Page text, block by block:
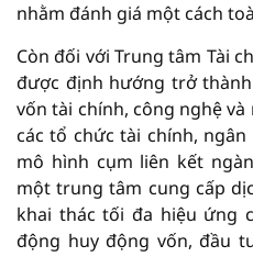
nhằm đánh giá một cách
Còn đối với Trung tâm Tài
được định hướng trở
vốn tài chính, công nghệ
các tổ chức tài chính,
mô hình cụm liên kết
một trung tâm cung cấp
khai thác tối đa hiệu ứng
động huy động vốn, đầu